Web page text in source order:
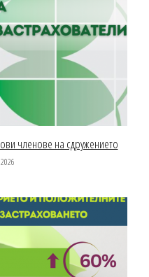
членове на сдружението